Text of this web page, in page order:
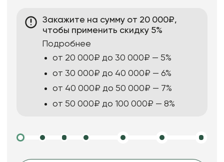
Закажите на сумму от 20 000₽,
чтобы применить скидку 5%
Подробнее
от 20 000₽ до 30 000₽ — 5%
от 30 000₽ до 40 000₽ — 6%
от 40 000₽ до 50 000₽ — 7%
от 50 000₽ до 100 000₽ — 8%